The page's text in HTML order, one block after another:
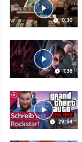
0:30
1:38
29:54